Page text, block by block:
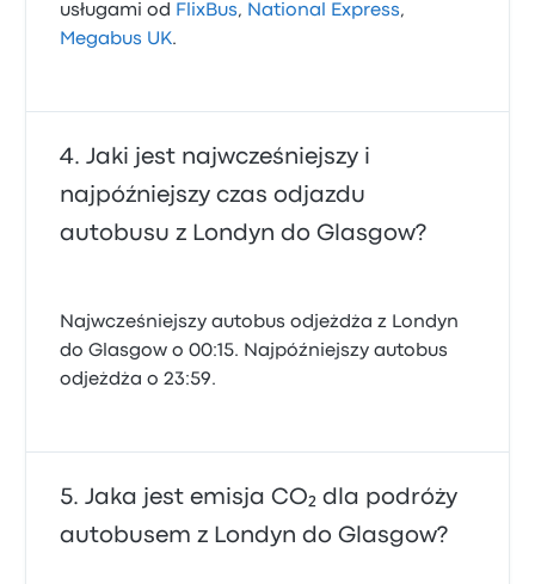
usługami od FlixBus, National Express,
Megabus UK.
Jaki jest najwcześniejszy i
najpóźniejszy czas odjazdu
autobusu z Londyn do Glasgow?
Najwcześniejszy autobus odjeżdża z Londyn
do Glasgow o 00:15. Najpóźniejszy autobus
odjeżdża o 23:59.
Jaka jest emisja CO₂ dla podróży
autobusem z Londyn do Glasgow?